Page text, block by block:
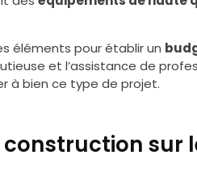
éléments pour établir un
et l’assistance de
à bien ce type de projet.
sur